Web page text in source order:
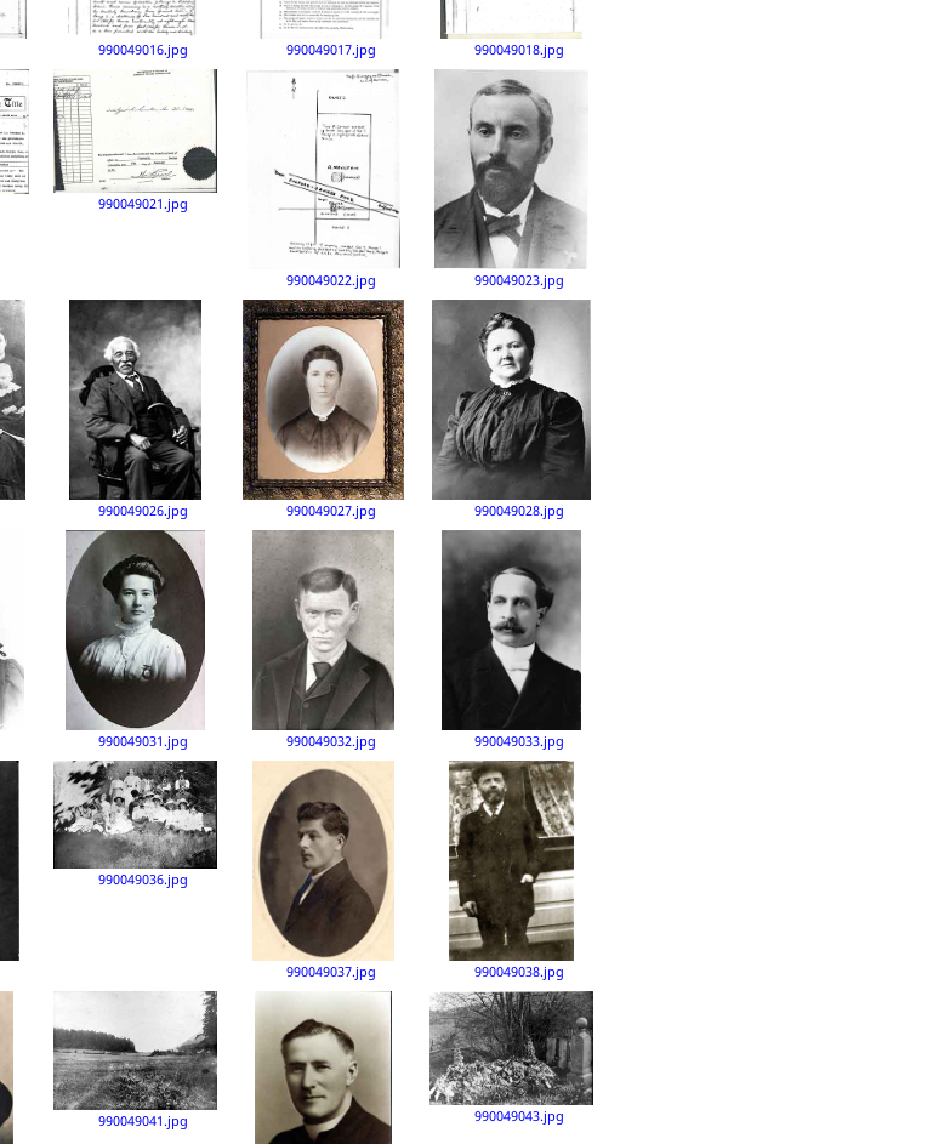
990049016.jpg 990049017.jpg 990049018.jpg
990049021.jpg
990049022.jpg 990049023.jpg
990049026.jpg 990049027.jpg 990049028.jpg
990049031.jpg 990049032.jpg 990049033.jpg
990049036.jpg
990049037.jpg 990049038.jpg
990049041.jpg 990049043.jpg